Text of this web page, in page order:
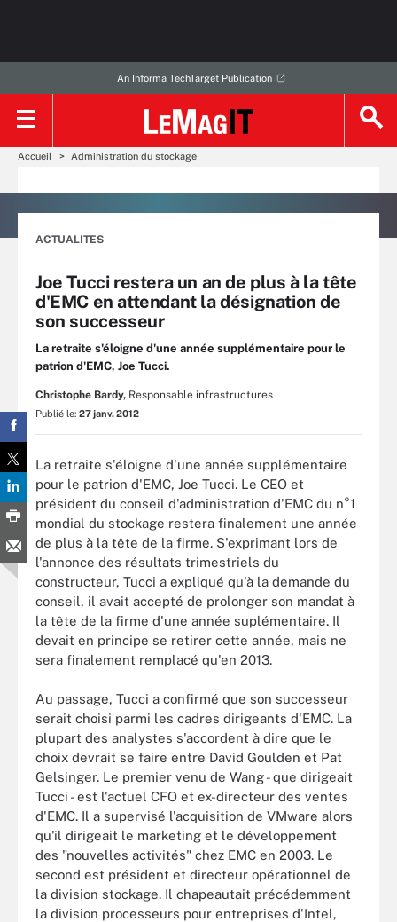
An Informa TechTarget Publication
Accueil Administration du stockage
ACTUALITES
Joe Tucci restera un an de plus à la tête
d'EMC en attendant la désignation de
son successeur
La retraite s'éloigne d'une année supplémentaire pour le
patrion d'EMC, Joe Tucci.
Christophe Bardy, Responsable infrastructures
Publié le: 27 janv. 2012
La retraite s'éloigne d'une année supplémentaire
pour le patrion d'EMC, Joe Tucci. Le CEO et
président du conseil d'administration d'EMC du n°1
mondial du stockage restera finalement une année
de plus à la tête de la firme. S'exprimant lors de
l'annonce des résultats trimestriels du
constructeur, Tucci a expliqué qu'à la demande du
conseil, il avait accepté de prolonger son mandat à
la tête de la firme d'une année suplémentaire. Il
devait en principe se retirer cette année, mais ne
sera finalement remplacé qu'en 2013.
Au passage, Tucci a confirmé que son successeur
serait choisi parmi les cadres dirigeants d'EMC. La
plupart des analystes s'accordent à dire que le
choix devrait se faire entre David Goulden et Pat
Gelsinger. Le premier venu de Wang - que dirigeait
Tucci - est l'actuel CFO et ex-directeur des ventes
d'EMC. Il a supervisé l'acquisition de VMware alors
qu'il dirigeait le marketing et le développement
des "nouvelles activités" chez EMC en 2003. Le
second est président et directeur opérationnel de
la division stockage. Il chapeautait précédemment
la division processeurs pour entreprises d'Intel,